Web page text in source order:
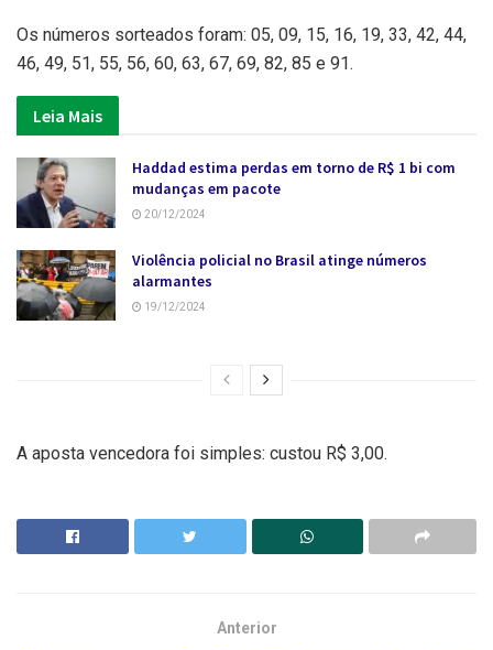
Os números sorteados foram: 05, 09, 15, 16, 19, 33, 42, 44,
46, 49, 51, 55, 56, 60, 63, 67, 69, 82, 85 e 91.
Leia Mais
Haddad estima perdas em torno de R$ 1 bi com
mudanças em pacote
20/12/2024
Violência policial no Brasil atinge números
alarmantes
19/12/2024
A aposta vencedora foi simples: custou R$ 3,00.
Anterior